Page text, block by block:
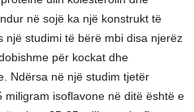
në sojë ka një konstrukt të
një studimi të bërë mbi disa njerëz
për kockat dhe
Ndërsa në një studim tjetër
isoflavone në ditë është e